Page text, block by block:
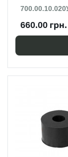
660.00 грн.